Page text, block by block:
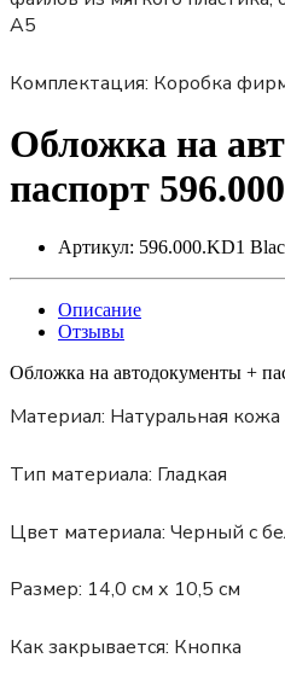
А5
Комплектация: Коробка
Обложка на
паспорт
Артикул: 596.000.KD1
Описание
Отзывы
Обложка на автодокументы +
Материал: Натуральная кожа
Тип материала: Гладкая
Цвет материала: Черный с
Размер: 14,0 см х 10,5 см
Как закрывается: Кнопка